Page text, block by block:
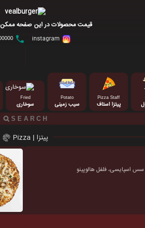
قیمت محصولات در این صفحه ممکن
021-00000000
Pizza Staff
پیتزا استاف
Potato
سیب زمینی
Fried
سوخاری
پیتزا | Pizza
سس اسپایسی، فلفل هالوپینو